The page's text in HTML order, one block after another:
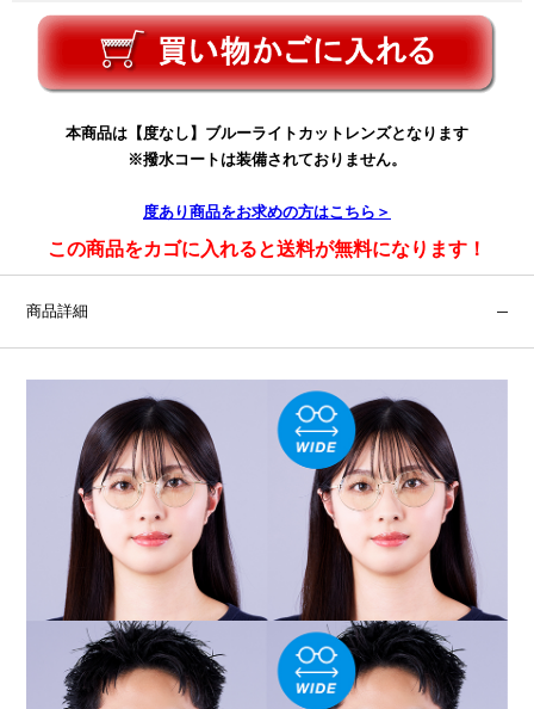
本商品は【度なし】ブルーライトカットレンズとなります
※撥水コートは装備されておりません。
度あり商品をお求めの方はこちら＞
この商品をカゴに入れると送料が無料になります！
商品詳細